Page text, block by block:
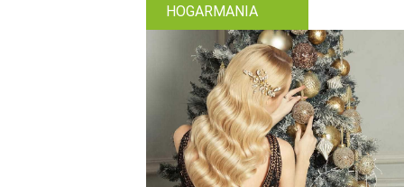
HOGARMANIA